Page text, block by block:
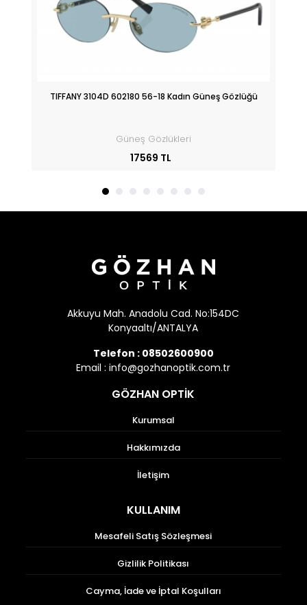
TIFFANY 3104D 602180 56-18 Kadın Güneş Gözlüğü
Güneş Gözlükleri
17569 TL
Akkuyu Mah. Anadolu Cad. No:154DC
Konyaaltı/ANTALYA
Telefon : 08502600900
Email :info@gozhanoptik.com.tr
GÖZHAN OPTİK
Kurumsal
Hakkımızda
İletişim
KULLANIM
Mesafeli Satış Sözleşmesi
Gizlilik Politikası
Cayma, İade ve İptal Koşulları